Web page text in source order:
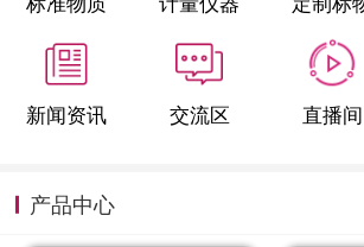
新闻资讯 交流区 直播间
产品中心
定制标物
定制仪器
新闻资讯